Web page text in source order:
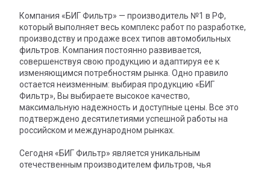
Компания «БИГ Фильтр» — производитель №1 в РФ,
который выполняет весь комплекс работ по разработке,
производству и продаже всех типов автомобильных
фильтров. Компания постоянно развивается,
совершенствуя свою продукцию и адаптируя ее к
изменяющимся потребностям рынка. Одно правило
остается неизменным: выбирая продукцию «БИГ
Фильтр», Вы выбираете высокое качество,
максимальную надежность и доступные цены. Все это
подтверждено десятилетиями успешной работы на
российском и международном рынках.
Сегодня «БИГ Фильтр» является уникальным
отечественным производителем фильтров, чья